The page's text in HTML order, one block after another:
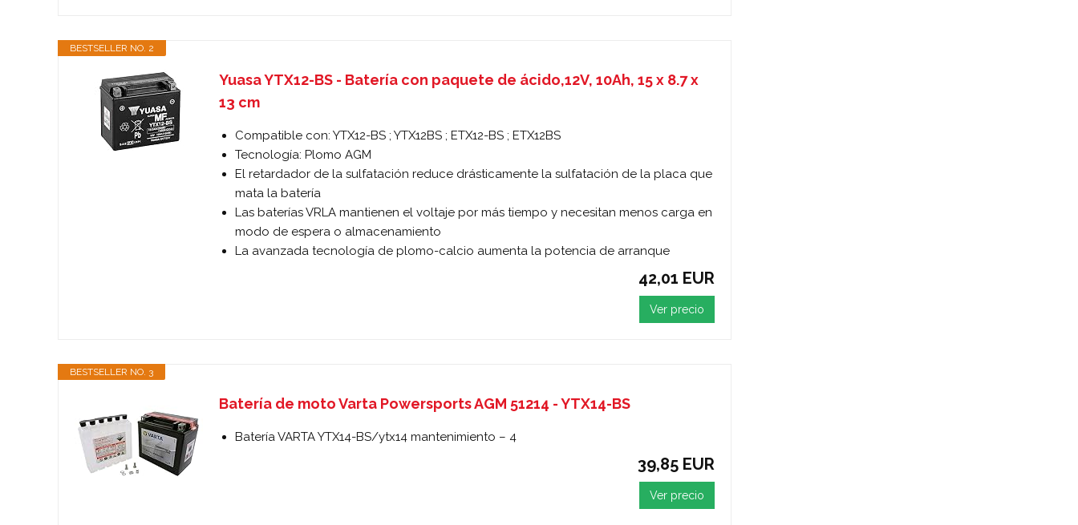
BESTSELLER NO. 2
Yuasa YTX12-BS - Batería con paquete de ácido,12V, 10Ah, 15 x 8.7 x
13 cm
Compatible con: YTX12-BS ; YTX12BS ; ETX12-BS ; ETX12BS
Tecnología: Plomo AGM
El retardador de la sulfatación reduce drásticamente la sulfatación de la placa que
mata la batería
Las baterías VRLA mantienen el voltaje por más tiempo y necesitan menos carga en
modo de espera o almacenamiento
La avanzada tecnología de plomo-calcio aumenta la potencia de arranque
42,01 EUR
Ver precio
BESTSELLER NO. 3
Batería de moto Varta Powersports AGM 51214 - YTX14-BS
Batería VARTA YTX14-BS/ytx14 mantenimiento – 4
39,85 EUR
Ver precio